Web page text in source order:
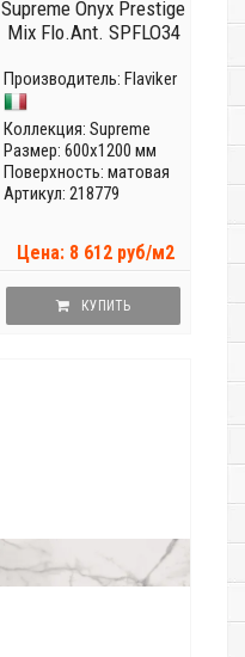
Supreme Onyx Prestige
Mix Flo.Ant. SPFLO34
Производитель: Flaviker
Коллекция: Supreme
Размер: 600x1200 мм
Поверхность: матовая
Артикул: 218779
Цена: 8 612 руб/м2
КУПИТЬ